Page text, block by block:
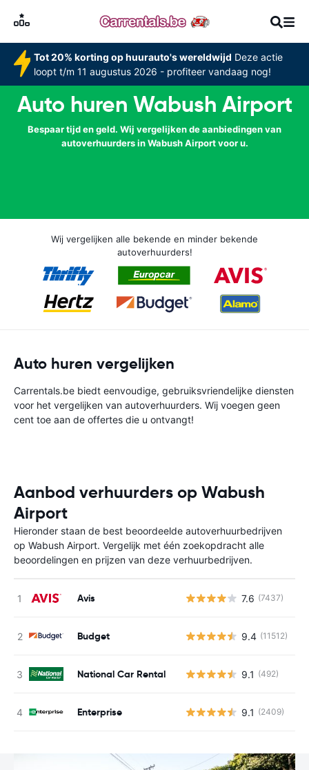
Tot 20% korting op huurauto's wereldwijd Deze actie
loopt t/m 11 augustus 2026 - profiteer vandaag nog!
Auto huren Wabush Airport
Bespaar tijd en geld. Wij vergelijken de aanbiedingen van
autoverhuurders in Wabush Airport voor u.
Wij vergelijken alle bekende en minder bekende
autoverhuurders!
Auto huren vergelijken
Carrentals.be biedt eenvoudige, gebruiksvriendelijke diensten
voor het vergelijken van autoverhuurders. Wij voegen geen
cent toe aan de offertes die u ontvangt!
Aanbod verhuurders op Wabush
Airport
Hieronder staan de best beoordeelde autoverhuurbedrijven
op Wabush Airport. Vergelijk met één zoekopdracht alle
beoordelingen en prijzen van deze verhuurbedrijven.
Avis 7.6 (7437)
Budget 9.4 (11512)
National Car Rental 9.1 (492)
Enterprise 9.1 (2409)